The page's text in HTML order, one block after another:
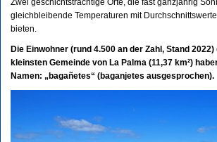
Zwei geschichtsträchtige Orte, die fast ganzjährig
gleichbleibende Temperaturen mit
bieten.
Die Einwohner (rund 4.500 an der Zahl, Stand 2022)
kleinsten Gemeinde von La Palma (11,37 km²)
Namen: „bagañetes“ (baganjetes ausgesprochen).